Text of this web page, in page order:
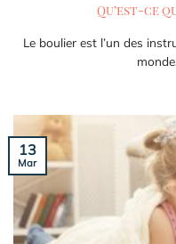
Qu’est-ce
Le boulier est l’un des
13
Mar